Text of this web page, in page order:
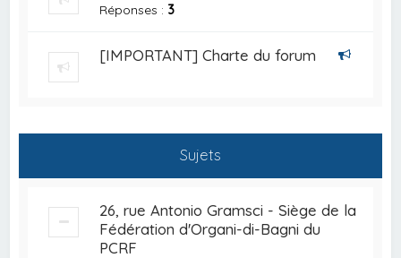
Réponses : 3
[IMPORTANT] Charte du forum
Sujets
26, rue Antonio Gramsci - Siège de la
Fédération d'Organi-di-Bagni du
PCRF